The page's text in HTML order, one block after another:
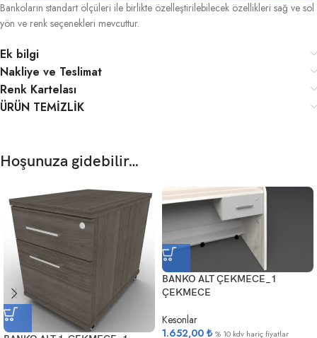
Bankoların standart ölçüleri ile birlikte özelleştirilebilecek özellikleri sağ ve sol
yön ve renk seçenekleri mevcuttur.
Ek bilgi
Nakliye ve Teslimat
Renk Kartelası
ÜRÜN TEMİZLİK
Hoşunuza gidebilir…
BANKO ALT ÇEKMECE_1
ÇEKMECE
Kesonlar
1.652,00 ₺ % 10 kdv hariç fiyatlar